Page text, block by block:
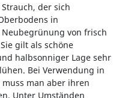
der sich
in
von frisch
gilt als schöne
halbsonniger Lage sehr
Bei Verwendung in
man aber ihren
Unter Umständen